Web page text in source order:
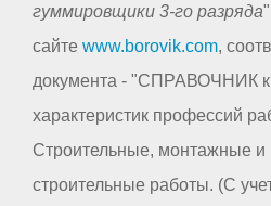
гуммировщики 3-го разряда
сайте www.borovik.com,
документа - "СПРАВОЧНИК
характеристик профессий
Строительные, монтажные и
строительные работы. (С